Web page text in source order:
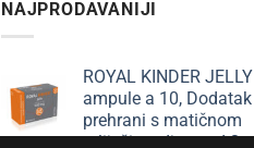
NAJPRODAVANIJI
ROYAL KINDER JELLY
ampule a 10, Dodatak
prehrani s matičnom
mliječi za djecu od 3